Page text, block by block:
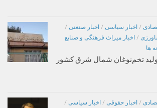
/ اخبار سیاسی / اخبار صنعتی /
/ اخبار میراث فرهنگی و صنایع
ها
تولید تخم‌نوغان شمال شرق کشور
/ اخبار حقوقی / اخبار سیاسی /